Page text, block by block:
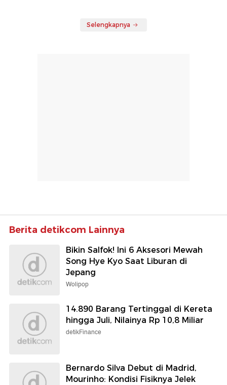
Selengkapnya
Berita detikcom Lainnya
Bikin Salfok! Ini 6 Aksesori Mewah
Song Hye Kyo Saat Liburan di
Jepang
Wolipop
14.890 Barang Tertinggal di Kereta
hingga Juli, Nilainya Rp 10,8 Miliar
detikFinance
Bernardo Silva Debut di Madrid,
Mourinho: Kondisi Fisiknya Jelek